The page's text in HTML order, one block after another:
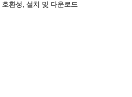
환성, 설치 및 다운로드